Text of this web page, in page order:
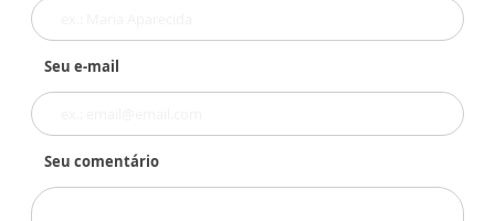
Seu e-mail
Seu comentário